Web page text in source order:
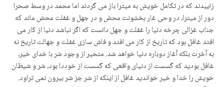
زاییدند که در تکامل خویش به میترا باز می گردند اما محمد در وسط صحرا
دور از میترا، در وحی غار بخشونت محض و در جهل و غفلت محض ماند که
جناب غزالی چرخه دنیا را غفلت و جهل دانست که اگر نباشد دنیا از کار می
افتد غافل بود که تاریخ از کار می افتد و فاش سازی غفلت و جهالت تاریخ نه
به آخرت بلکه آغاز دوباره دنیا خواهد شد. متحیر از وجود شر با خدای خیر،
غافل بودید که گسست از دنیای واقعی کە گسست از خوددا بود، شر و شیطان
خویش را خدا و خیر خواندید غافل از اینکه از شر جز شر بیرون نمی تراود.